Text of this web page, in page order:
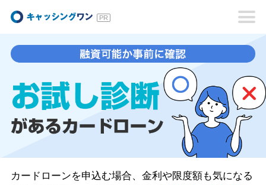
キャッシングワン
カードローンを申込む場合、金利や限度額も気になる